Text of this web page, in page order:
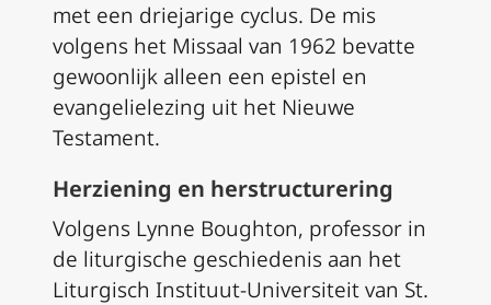
met een driejarige cyclus. De mis
volgens het Missaal van 1962 bevatte
gewoonlijk alleen een epistel en
evangelielezing uit het Nieuwe
Testament.
Herziening en herstructurering
Volgens Lynne Boughton, professor in
de liturgische geschiedenis aan het
Liturgisch Instituut-Universiteit van St.